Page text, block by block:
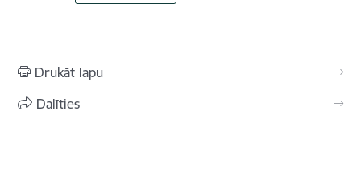
Drukāt lapu
Dalīties